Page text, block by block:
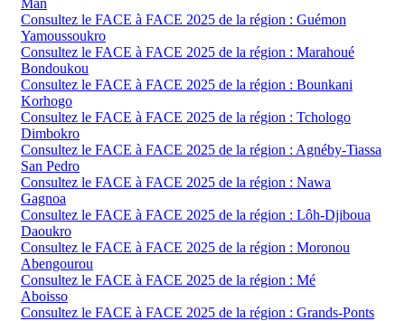
Man
Consultez le FACE à FACE 2025 de la région : Guémon
Yamoussoukro
Consultez le FACE à FACE 2025 de la région : Marahoué
Bondoukou
Consultez le FACE à FACE 2025 de la région : Bounkani
Korhogo
Consultez le FACE à FACE 2025 de la région : Tchologo
Dimbokro
Consultez le FACE à FACE 2025 de la région : Agnéby-Tiassa
San Pedro
Consultez le FACE à FACE 2025 de la région : Nawa
Gagnoa
Consultez le FACE à FACE 2025 de la région : Lôh-Djiboua
Daoukro
Consultez le FACE à FACE 2025 de la région : Moronou
Abengourou
Consultez le FACE à FACE 2025 de la région : Mé
Aboisso
Consultez le FACE à FACE 2025 de la région : Grands-Ponts